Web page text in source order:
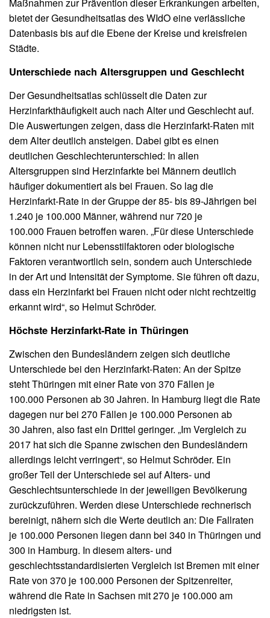
bietet der Gesundheitsatlas des WIdO eine verlässliche
Datenbasis bis auf die Ebene der Kreise und kreisfreien
Städte.
Unterschiede nach Altersgruppen und Geschlecht
Der Gesundheitsatlas schlüsselt die Daten zur
Herzinfarkthäufigkeit auch nach Alter und Geschlecht auf.
Die Auswertungen zeigen, dass die Herzinfarkt-Raten mit
dem Alter deutlich ansteigen. Dabei gibt es einen
deutlichen Geschlechterunterschied: In allen
Altersgruppen sind Herzinfarkte bei Männern deutlich
häufiger dokumentiert als bei Frauen. So lag die
Herzinfarkt-Rate in der Gruppe der 85- bis 89-Jährigen bei
1.240 je 100.000 Männer, während nur 720 je
100.000 Frauen betroffen waren. „Für diese Unterschiede
können nicht nur Lebensstilfaktoren oder biologische
Faktoren verantwortlich sein, sondern auch Unterschiede
in der Art und Intensität der Symptome. Sie führen oft dazu,
dass ein Herzinfarkt bei Frauen nicht oder nicht rechtzeitig
erkannt wird“, so Helmut Schröder.
Höchste Herzinfarkt-Rate in Thüringen
Zwischen den Bundesländern zeigen sich deutliche
Unterschiede bei den Herzinfarkt-Raten: An der Spitze
steht Thüringen mit einer Rate von 370 Fällen je
100.000 Personen ab 30 Jahren. In Hamburg liegt die Rate
dagegen nur bei 270 Fällen je 100.000 Personen ab
30 Jahren, also fast ein Drittel geringer. „Im Vergleich zu
2017 hat sich die Spanne zwischen den Bundesländern
allerdings leicht verringert“, so Helmut Schröder. Ein
großer Teil der Unterschiede sei auf Alters- und
Geschlechtsunterschiede in der jeweiligen Bevölkerung
zurückzuführen. Werden diese Unterschiede rechnerisch
bereinigt, nähern sich die Werte deutlich an: Die Fallraten
je 100.000 Personen liegen dann bei 340 in Thüringen und
300 in Hamburg. In diesem alters- und
geschlechtsstandardisierten Vergleich ist Bremen mit einer
Rate von 370 je 100.000 Personen der Spitzenreiter,
während die Rate in Sachsen mit 270 je 100.000 am
niedrigsten ist.